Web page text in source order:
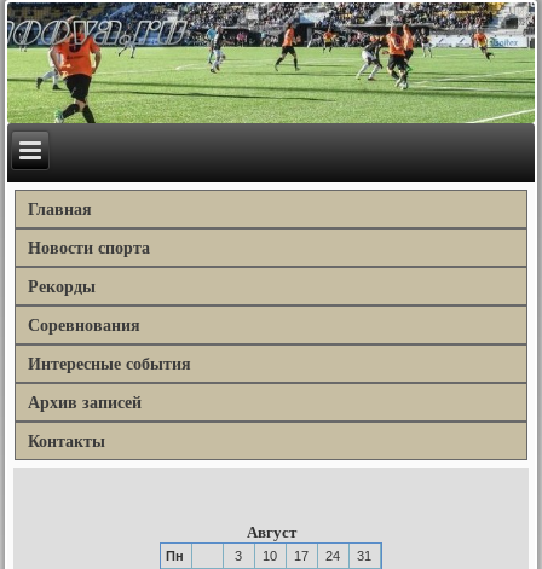
Главная
Новости спорта
Рекорды
Соревнования
Интересные события
Архив записей
Контакты
Август
Пн 3 10 17 24
31